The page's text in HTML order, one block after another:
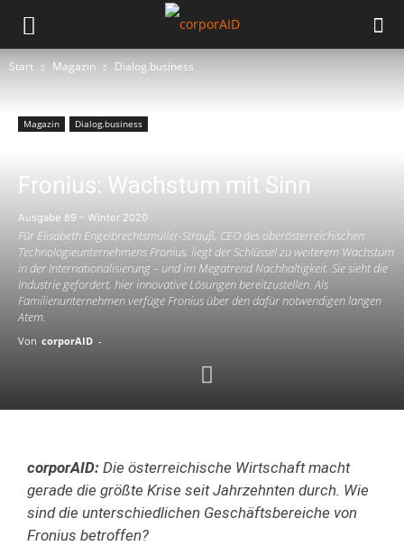
Start Magazin Dialog.business
Magazin Dialog.business
Fronius: Wachstum mit Sinn
Ausgabe 89 – Winter 2020
Für Elisabeth Engelbrechtsmüller-Strauß, CEO des oberösterreichischen
Technologieunternehmens Fronius, liegt der Schlüssel zu weiterem Wachstum
in der Internationalisierung – und im Megatrend Nachhaltigkeit. Sie sieht die
Industrie gefordert, hier innovative Lösungen bereitzustellen. Als
Familienunternehmen verfüge Fronius über den dafür notwendigen langen
Atem.
Von corporAID -
corporAID: Die österreichische Wirtschaft macht
gerade die größte Krise seit Jahrzehnten durch. Wie
sind die unterschiedlichen Geschäftsbereiche von
Fronius betroffen?